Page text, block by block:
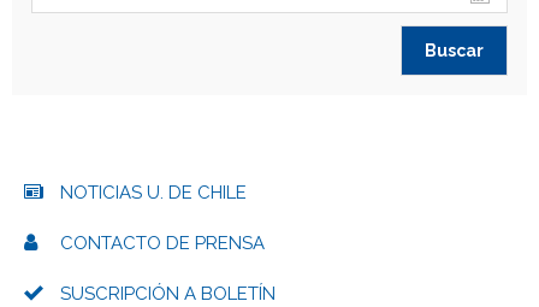
NOTICIAS U. DE CHILE
CONTACTO DE PRENSA
SUSCRIPCIÓN A BOLETÍN